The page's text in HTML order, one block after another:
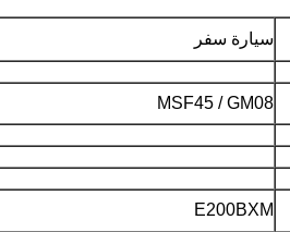
سيارة سفر
MSF45 / GM08
E200BXM